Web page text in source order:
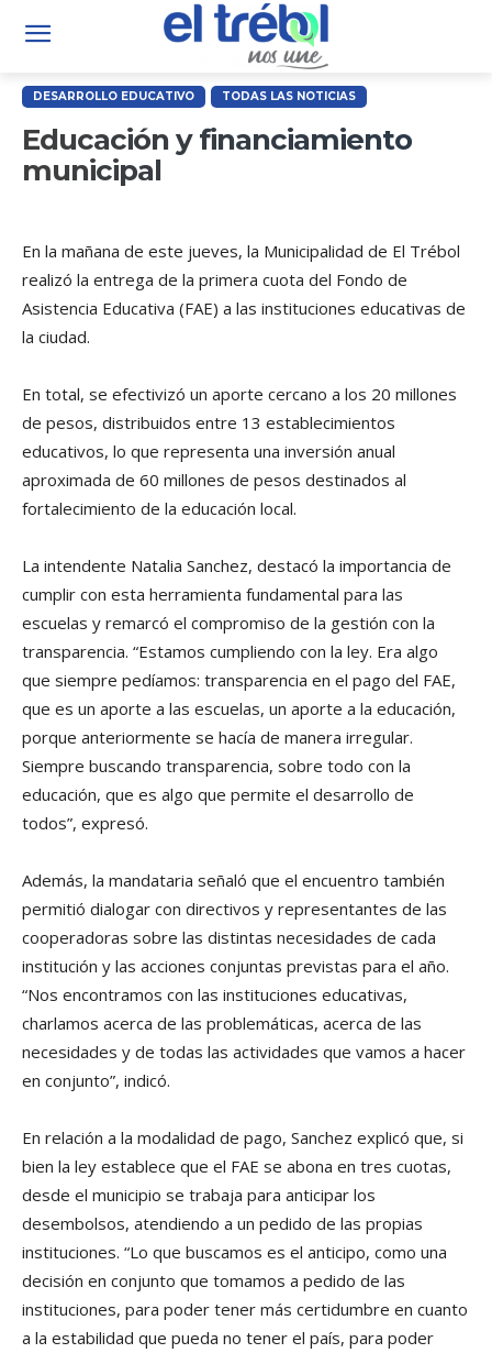
DESARROLLO EDUCATIVO TODAS LAS NOTICIAS
Educación y financiamiento
municipal
En la mañana de este jueves, la Municipalidad de El Trébol
realizó la entrega de la primera cuota del Fondo de
Asistencia Educativa (FAE) a las instituciones educativas de
la ciudad.
En total, se efectivizó un aporte cercano a los 20 millones
de pesos, distribuidos entre 13 establecimientos
educativos, lo que representa una inversión anual
aproximada de 60 millones de pesos destinados al
fortalecimiento de la educación local.
La intendente Natalia Sanchez, destacó la importancia de
cumplir con esta herramienta fundamental para las
escuelas y remarcó el compromiso de la gestión con la
transparencia. “Estamos cumpliendo con la ley. Era algo
que siempre pedíamos: transparencia en el pago del FAE,
que es un aporte a las escuelas, un aporte a la educación,
porque anteriormente se hacía de manera irregular.
Siempre buscando transparencia, sobre todo con la
educación, que es algo que permite el desarrollo de
todos”, expresó.
Además, la mandataria señaló que el encuentro también
permitió dialogar con directivos y representantes de las
cooperadoras sobre las distintas necesidades de cada
institución y las acciones conjuntas previstas para el año.
“Nos encontramos con las instituciones educativas,
charlamos acerca de las problemáticas, acerca de las
necesidades y de todas las actividades que vamos a hacer
en conjunto”, indicó.
En relación a la modalidad de pago, Sanchez explicó que, si
bien la ley establece que el FAE se abona en tres cuotas,
desde el municipio se trabaja para anticipar los
desembolsos, atendiendo a un pedido de las propias
instituciones. “Lo que buscamos es el anticipo, como una
decisión en conjunto que tomamos a pedido de las
instituciones, para poder tener más certidumbre en cuanto
a la estabilidad que pueda no tener el país, para poder